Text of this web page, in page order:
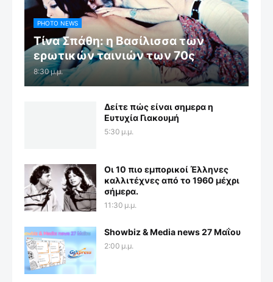
PHOTO NEWS
Τίνα Σπάθη: η Βασίλισσα των
ερωτικών ταινιών των 70ς
8:30 μ.μ.
Δείτε πώς είναι σημερα η
Ευτυχία Γιακουμή
5:30 μ.μ.
Οι 10 πιο εμπορικοί Έλληνες
καλλιτέχνες από το 1960 μέχρι
σήμερα.
11:30 μ.μ.
Showbiz & Media news 27 Μαΐου
2:00 μ.μ.